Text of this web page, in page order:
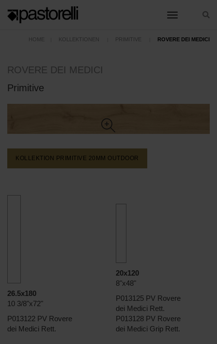
toggle
HOME KOLLEKTIONEN PRIMITIVE ROVERE DEI MEDICI
ROVERE DEI MEDICI
Primitive
KOLLEKTION PRIMITIVE 20MM OUTDOOR
26.5x180
10 3/8"x72"
P013122 PV Rovere
dei Medici Rett.
20x120
8"x48"
P013125 PV Rovere
dei Medici Rett.
P013128 PV Rovere
dei Medici Grip Rett.